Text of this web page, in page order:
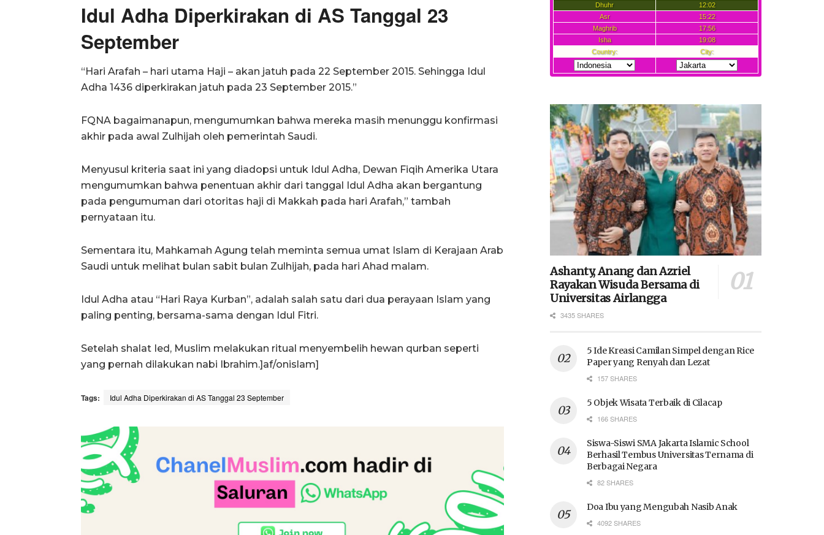
Idul Adha Diperkirakan di AS Tanggal 23
September
“Hari Arafah – hari utama Haji – akan jatuh pada 22 September 2015. Sehingga Idul
Adha 1436 diperkirakan jatuh pada 23 September 2015.”
FQNA bagaimanapun, mengumumkan bahwa mereka masih menunggu konfirmasi
akhir pada awal Zulhijah oleh pemerintah Saudi.
Menyusul kriteria saat ini yang diadopsi untuk Idul Adha, Dewan Fiqih Amerika Utara
mengumumkan bahwa penentuan akhir dari tanggal Idul Adha akan bergantung
pada pengumuman dari otoritas haji di Makkah pada hari Arafah,” tambah
pernyataan itu.
Sementara itu, Mahkamah Agung telah meminta semua umat Islam di Kerajaan Arab
Saudi untuk melihat bulan sabit bulan Zulhijah, pada hari Ahad malam.
Idul Adha atau “Hari Raya Kurban”, adalah salah satu dari dua perayaan Islam yang
paling penting, bersama-sama dengan Idul Fitri.
Setelah shalat Ied, Muslim melakukan ritual menyembelih hewan qurban seperti
yang pernah dilakukan nabi Ibrahim.]af/onislam]
Tags: Idul Adha Diperkirakan di AS Tanggal 23 September
Ashanty, Anang dan Azriel
Rayakan Wisuda Bersama di
Universitas Airlangga
3435 SHARES
5 Ide Kreasi Camilan Simpel dengan Rice
Paper yang Renyah dan Lezat
157 SHARES
5 Objek Wisata Terbaik di Cilacap
166 SHARES
Siswa-Siswi SMA Jakarta Islamic School
Berhasil Tembus Universitas Ternama di
Berbagai Negara
82 SHARES
Doa Ibu yang Mengubah Nasib Anak
4092 SHARES